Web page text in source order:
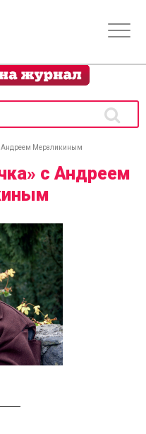
Андреем Мерзликиным
с Андреем